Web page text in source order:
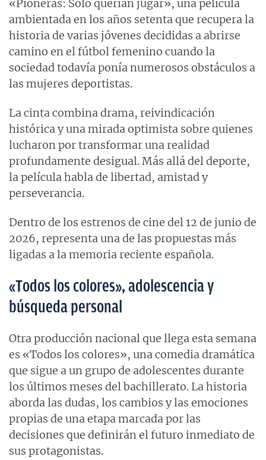
«Pioneras: Solo querían jugar», una película
ambientada en los años setenta que recupera la
historia de varias jóvenes decididas a abrirse
camino en el fútbol femenino cuando la
sociedad todavía ponía numerosos obstáculos a
las mujeres deportistas.
La cinta combina drama, reivindicación
histórica y una mirada optimista sobre quienes
lucharon por transformar una realidad
profundamente desigual. Más allá del deporte,
la película habla de libertad, amistad y
perseverancia.
Dentro de los estrenos de cine del 12 de junio de
2026, representa una de las propuestas más
ligadas a la memoria reciente española.
«Todos los colores», adolescencia y
búsqueda personal
Otra producción nacional que llega esta semana
es «Todos los colores», una comedia dramática
que sigue a un grupo de adolescentes durante
los últimos meses del bachillerato. La historia
aborda las dudas, los cambios y las emociones
propias de una etapa marcada por las
decisiones que definirán el futuro inmediato de
sus protagonistas.